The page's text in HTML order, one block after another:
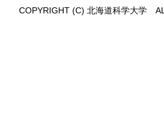
COPYRIGHT (C) 北海道科学大学